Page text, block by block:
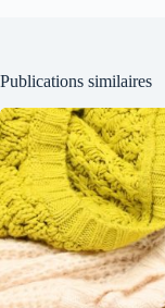
Publications similaires